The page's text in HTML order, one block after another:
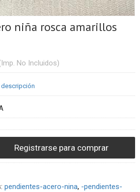
niña rosca amarillos
No Incluidos)
descripción
Registrarse para comprar
pendientes-acero-nina -pendientes-